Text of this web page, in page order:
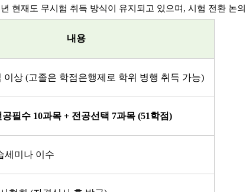
년 현재도 무시험 취득 방식이 유지되고 있으며 , 시험 전환 논
내용
이상 (고졸은 학점은행제로 학위 병행 취득 가능)
공필수 10과목 + 전공선택 7과목 (51학점)
세미나 이수